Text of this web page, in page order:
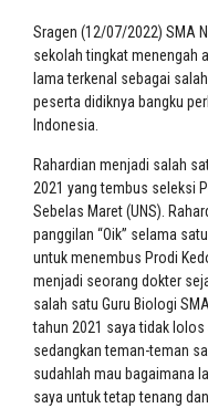
Sragen (12/07/2022) SMA
sekolah tingkat menengah
lama terkenal sebagai
peserta didiknya bangku
Indonesia.
Rahardian menjadi salah
2021 yang tembus seleksi
Sebelas Maret (UNS).
panggilan “Oik” selama
untuk menembus Prodi
menjadi seorang dokter
salah satu Guru Biologi
tahun 2021 saya tidak lolos
sedangkan teman-teman
sudahlah mau bagaimana
saya untuk tetap tenang